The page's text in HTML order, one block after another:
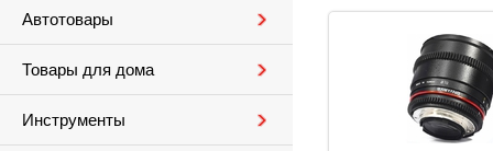
Автотовары
Товары для дома
Инструменты